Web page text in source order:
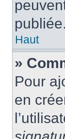
publiée.
Haut
»
Pour
en